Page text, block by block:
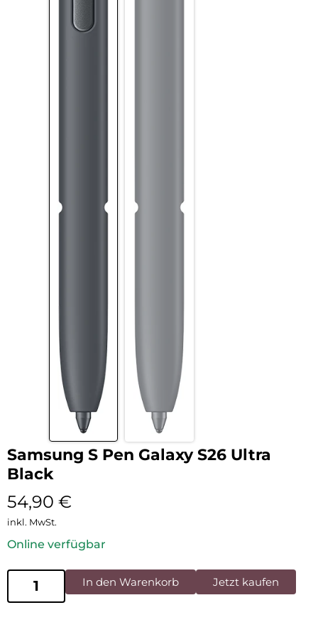
Samsung S Pen Galaxy S26 Ultra
Black
54,90 €
inkl. MwSt.
Online verfügbar
In den Warenkorb Jetzt kaufen